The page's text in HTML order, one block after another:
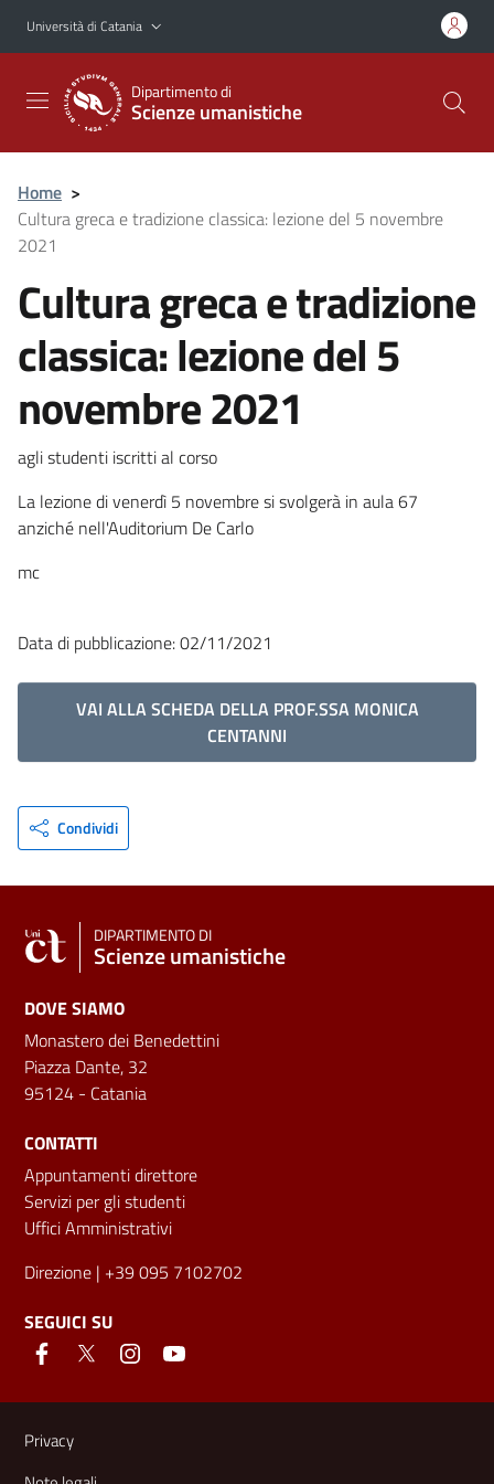
Vai al contenuto principale
Vai al menu di navigazione
Università di Catania
Dipartimento di
Scienze umanistiche
Home >
Cultura greca e tradizione classica: lezione del 5 novembre
2021
Cultura greca e tradizione
classica: lezione del 5
novembre 2021
agli studenti iscritti al corso
La lezione di venerdì 5 novembre si svolgerà in aula 67
anziché nell'Auditorium De Carlo
mc
Data di pubblicazione: 02/11/2021
VAI ALLA SCHEDA DELLA PROF.SSA MONICA
CENTANNI
Condividi
DIPARTIMENTO DI
Scienze umanistiche
DOVE SIAMO
Monastero dei Benedettini
Piazza Dante, 32
95124 - Catania
CONTATTI
Appuntamenti direttore
Servizi per gli studenti
Uffici Amministrativi
Direzione | +39 095 7102702
SEGUICI SU
Link e informazioni utili
Privacy